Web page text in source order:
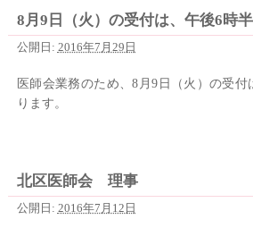
8月9日（火）の受付は、午後6時
公開日: 2016年7月29日
医師会業務のため、8月9日（火）の受
ります。
北区医師会 理事
公開日: 2016年7月12日